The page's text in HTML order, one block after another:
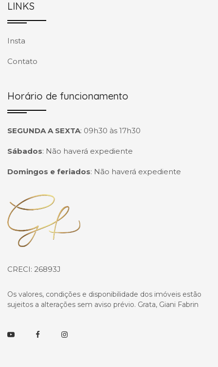
LINKS
Insta
Contato
Horário de funcionamento
SEGUNDA A SEXTA: 09h30 às 17h30
Sábados: Não haverá expediente
Domingos e feriados: Não haverá expediente
Página inicial
CRECI: 26893J
Os valores, condições e disponibilidade dos imóveis estão
sujeitos a alterações sem aviso prévio. Grata, Giani Fabrin
YoutubeFacebookInstagram